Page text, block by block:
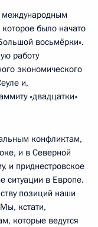
было начато
восьмёрки».
работу
экономического
и,
«двадцатки»
конфликтам,
и в Северной
и приднестровское
ситуации в Европе.
позиций наши
кстати,
которые ведутся